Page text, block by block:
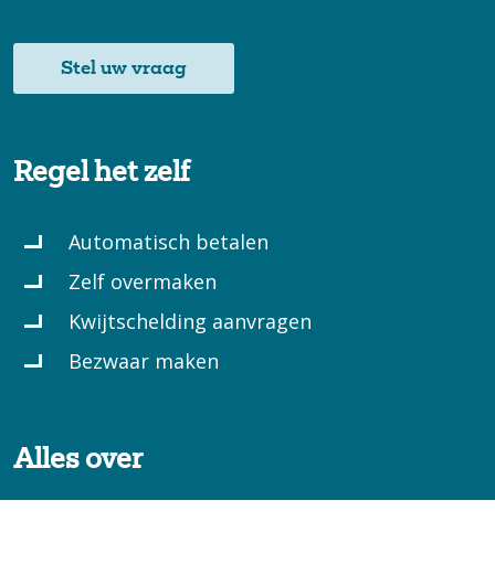
Stel uw vraag
Regel het zelf
Automatisch betalen
Zelf overmaken
Kwijtschelding aanvragen
Bezwaar maken
Alles over